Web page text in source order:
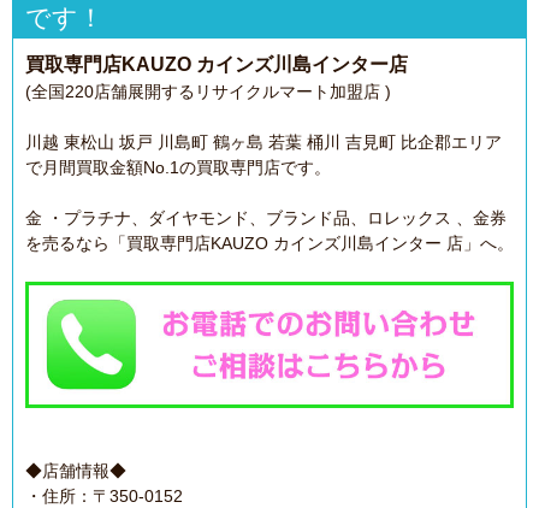
です！
買取専門店KAUZO カインズ川島インター店
(全国220店舗展開するリサイクルマート加盟店 )
川越 東松山 坂戸 川島町 鶴ヶ島 若葉 桶川 吉見町 比企郡エリア
で月間買取金額No.1の買取専門店です。
金 ・プラチナ、ダイヤモンド、ブランド品、ロレックス 、金券
を売るなら「買取専門店KAUZO カインズ川島インター 店」へ。
◆店舗情報◆
・住所：〒350-0152